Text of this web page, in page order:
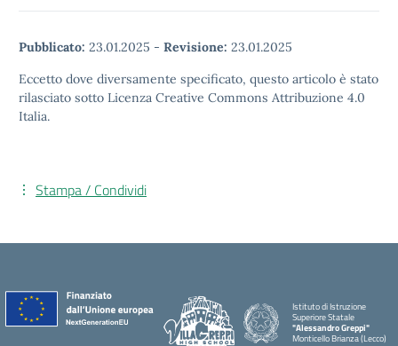
Pubblicato: 23.01.2025 - Revisione: 23.01.2025
Eccetto dove diversamente specificato, questo articolo è stato
rilasciato sotto Licenza Creative Commons Attribuzione 4.0
Italia.
Stampa / Condividi
Istituto di Istruzione
Superiore Statale
"Alessandro Greppi"
Monticello Brianza (Lecco)